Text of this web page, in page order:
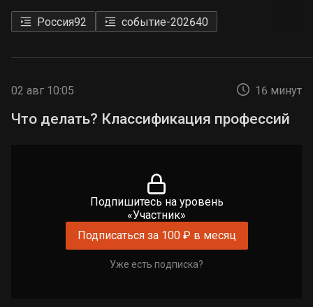
Россия92 событие-202640
02 авг 10:05 16 минут
Что делать? Классификация профессий
Подпишитесь на уровень
«Участник»
Подписаться за 100 ₽ в месяц
Уже есть подписка?